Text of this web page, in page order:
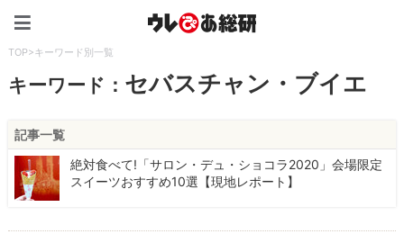
TOP>キーワード別一覧
キーワード： セバスチャン・ブイエ
記事一覧
絶対食べて!「サロン・デュ・ショコラ2020」会場限定
スイーツおすすめ10選【現地レポート】